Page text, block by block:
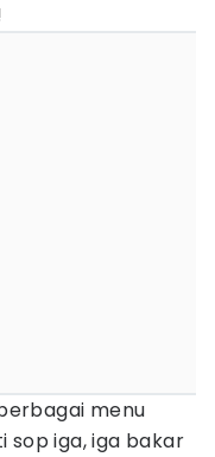
menu
sop iga, iga bakar